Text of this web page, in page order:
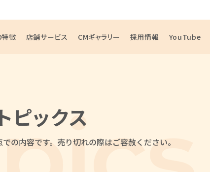
特徴 店舗サービス CMギャラリー 採用情報 YouTube
トピックス
の内容です。 売り切れの際はご容赦ください。